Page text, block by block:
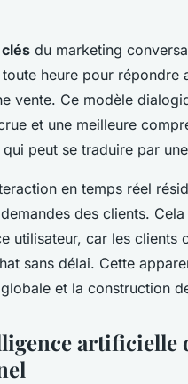
du marketing
toute heure pour
vente. Ce modèle
et une meilleure
peut se traduire par
en temps réel
des clients.
utilisateur, car les
sans délai. Cette
et la construction
artificielle